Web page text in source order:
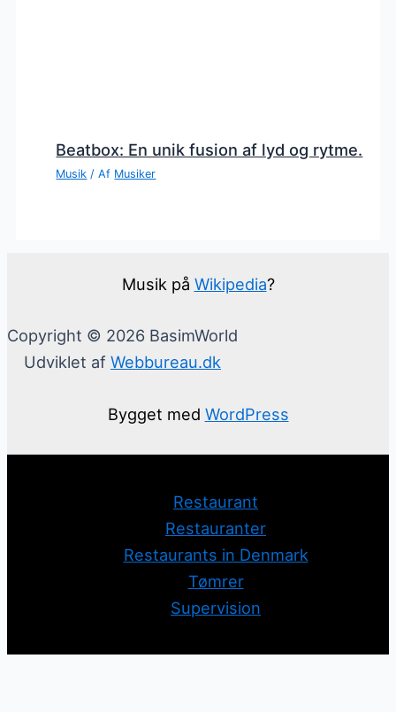
Beatbox: En unik fusion af lyd og rytme.
Musik / Af Musiker
Musik på Wikipedia?
Copyright © 2026 BasimWorld
Udviklet af Webbureau.dk
Bygget med WordPress
Restaurant
Restauranter
Restaurants in Denmark
Tømrer
Supervision